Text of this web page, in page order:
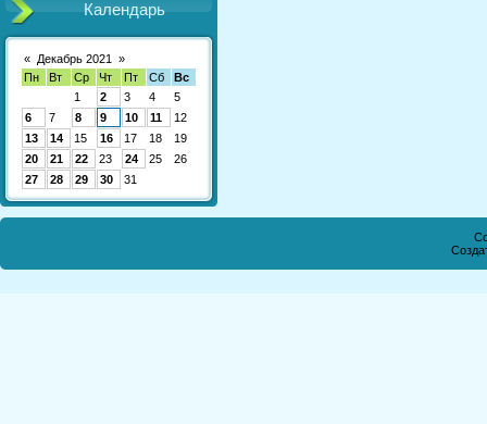
Календарь
« Декабрь 2021
»
Пн
Вт Ср Чт Пт Сб
Вс
1
2 3 4
5
6
7 8 9 10 11
12
13
14 15 16 17 18
19
20
21 22 23 24 25
26
27
28 29 30 31